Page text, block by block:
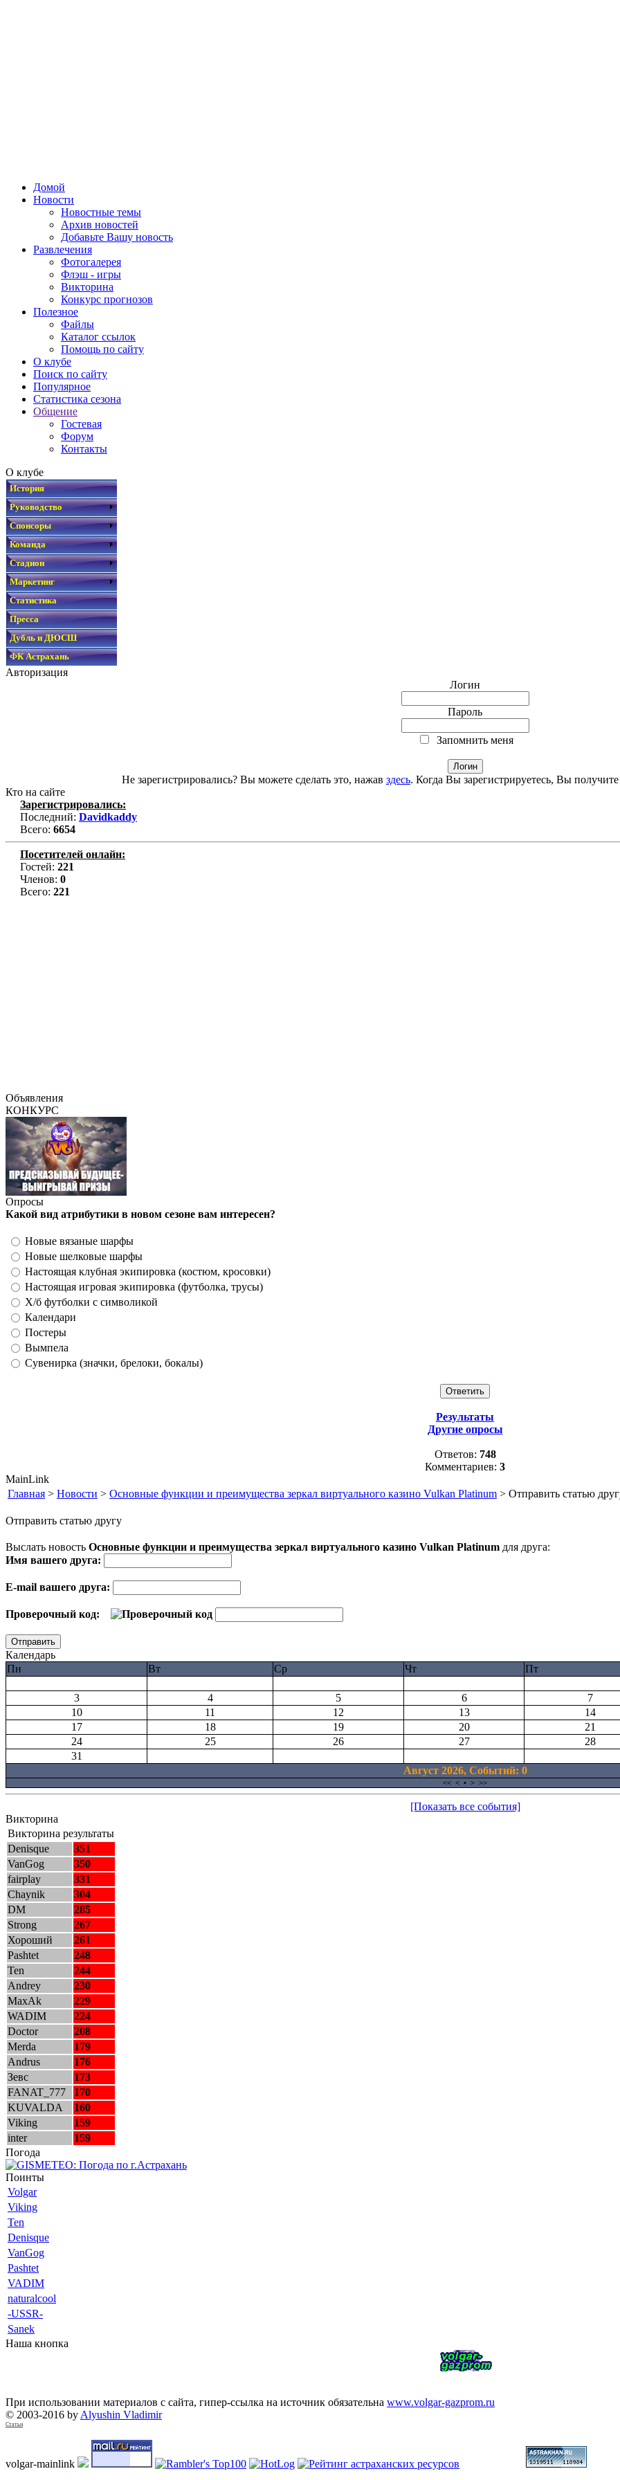
Домой
Новости
Новостные темы
Архив новостей
Добавьте Вашу новость
Развлечения
Фотогалерея
Флэш - игры
Викторина
Конкурс прогнозов
Полезное
Файлы
Каталог ссылок
Помощь по сайту
О клубе
Поиск по сайту
Популярное
Статистика сезона
Общение
Гостевая
Форум
Контакты
О клубе
История
Руководство
Спонсоры
Команда
Стадион
Маркетинг
Статистика
Пресса
Дубль и ДЮСШ
ФК Астрахань
Авторизация
Логин
Пароль
Запомнить меня
Не зарегистрировались? Вы можете сделать это, нажав здесь. Когда Вы зарегистрируетесь, Вы
Кто на сайте
Зарегистрировались:
Последний: Davidkaddy
Всего: 6654
Посетителей онлайн:
Гостей: 221
Членов: 0
Всего: 221
Объявления
КОНКУРС
Опросы
Какой вид атрибутики в новом сезоне вам интересен?
Новые вязаные шарфы
Новые шелковые шарфы
Настоящая клубная экипировка (костюм, кросовки)
Настоящая игровая экипировка (футболка, трусы)
Х/б футболки с символикой
Календари
Постеры
Вымпела
Сувенирка (значки, брелоки, бокалы)
Результаты
Другие опросы
Ответов: 748
Комментариев: 3
MainLink
Главная > Новости > Основные функции и преимущества зеркал виртуального казино Vulkan Platinum > Отправить статью
Отправить статью другу
Выслать новость Основные функции и преимущества зеркал виртуального казино Vulkan Platinum для друга:
Имя вашего друга:
E-mail вашего друга:
Проверочный код:
Календарь
Пн
Вт Ср Чт Пт
3 4 5 6
7
10
11 12 13
14
17
18 19 20
21
24
25 26 27
28
31
Август 2026, Cобытий: 0
<< < • > >>
[Показать все события]
Викторина
Викторина результаты
Denisque
351
VanGog
350
fairplay
331
Chaynik
304
DM
285
Strong
267
Хороший
261
Pashtet
248
Ten
244
Andrey
230
MaxAk
229
WADIM
224
Doctor
208
Merda
179
Andrus
176
Зевс
173
FANAT_777
170
KUVALDA
160
Viking
159
inter
159
Погода
Поинты
Volgar
Viking
Ten
Denisque
VanGog
Pashtet
VADIM
naturalcool
-USSR-
Sanek
Наша кнопка
При использовании материалов с сайта, гипер-ссылка на источник обязательна www.volgar-gazprom.ru
© 2003-2016 by Alyushin Vladimir
Статьи
volgar-mainlink